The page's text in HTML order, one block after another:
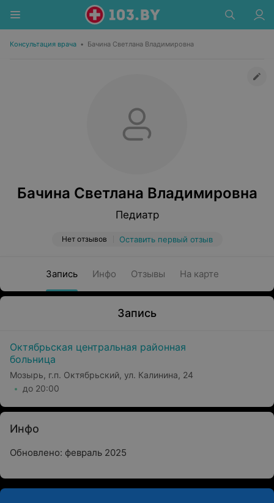
Консультация врача • Бачина Светлана Владимировна
Бачина Светлана Владимировна
Педиатр
Нет отзывов Оставить первый отзыв
Запись Инфо Отзывы На карте
Запись
Октябрьская центральная районная
больница
Мозырь, г.п. Октябрьский, ул. Калинина, 24
до 20:00
Инфо
Обновлено: февраль 2025